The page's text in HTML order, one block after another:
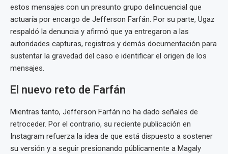
estos mensajes con un presunto grupo delincuencial que
actuaría por encargo de Jefferson Farfán. Por su parte, Ugaz
respaldó la denuncia y afirmó que ya entregaron a las
autoridades capturas, registros y demás documentación para
sustentar la gravedad del caso e identificar el origen de los
mensajes.
El nuevo reto de Farfán
Mientras tanto, Jefferson Farfán no ha dado señales de
retroceder. Por el contrario, su reciente publicación en
Instagram refuerza la idea de que está dispuesto a sostener
su versión y a seguir presionando públicamente a Magaly